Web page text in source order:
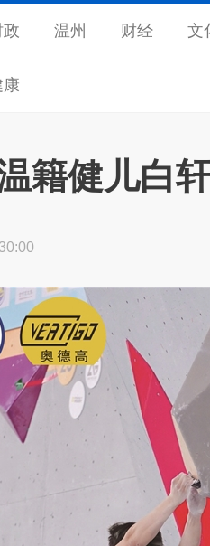
政 温州 财经 文
康
籍健儿白